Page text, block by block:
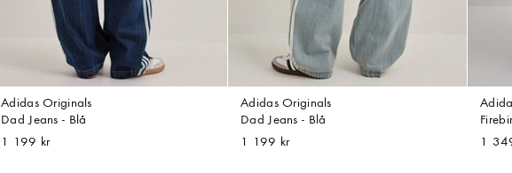
Adidas Originals
Dad Jeans - Blå
1 199 kr
Adidas Originals
Dad Jeans - Blå
1 199 kr
1